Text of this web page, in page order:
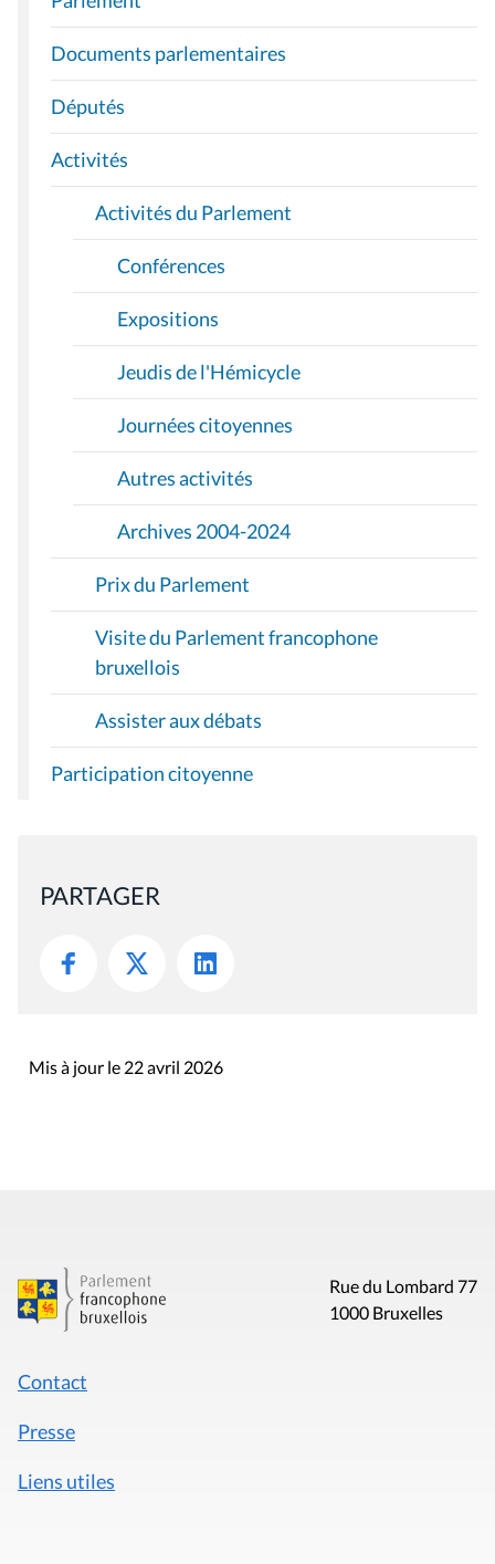
V
I
G
A
T
I
O
Documents parlementaires
Députés
Activités
Activités du Parlement
Conférences
Expositions
Jeudis de l'Hémicycle
Journées citoyennes
Autres activités
Archives 2004-2024
Prix du Parlement
Visite du Parlement francophone
bruxellois
Assister aux débats
Participation citoyenne
PARTAGER
Mis à jour le 22 avril 2026
Rue du Lombard 77
1000 Bruxelles
Contact
Presse
Liens utiles